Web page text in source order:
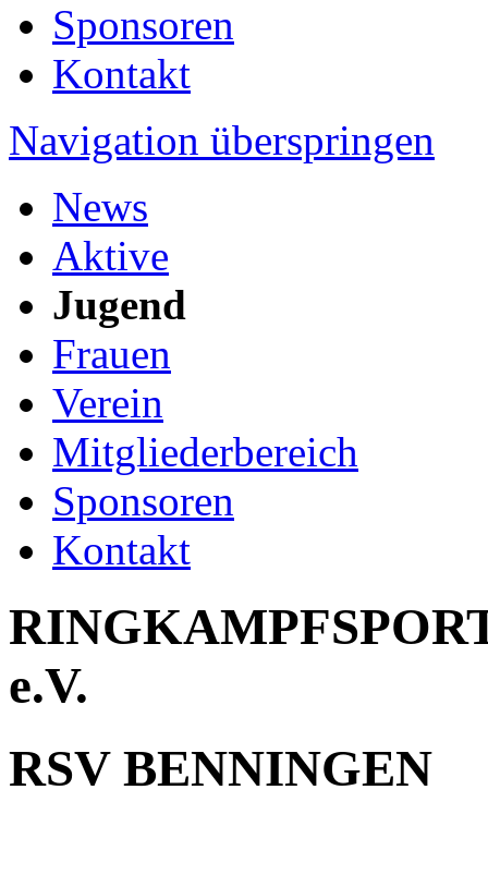
Sponsoren
Kontakt
Navigation überspringen
News
Aktive
Jugend
Frauen
Verein
Mitgliederbereich
Sponsoren
Kontakt
e.V.
RSV BENNINGEN